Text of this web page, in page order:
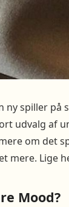
ny spiller
udvalg af
om det
mere. Lige
Mood?